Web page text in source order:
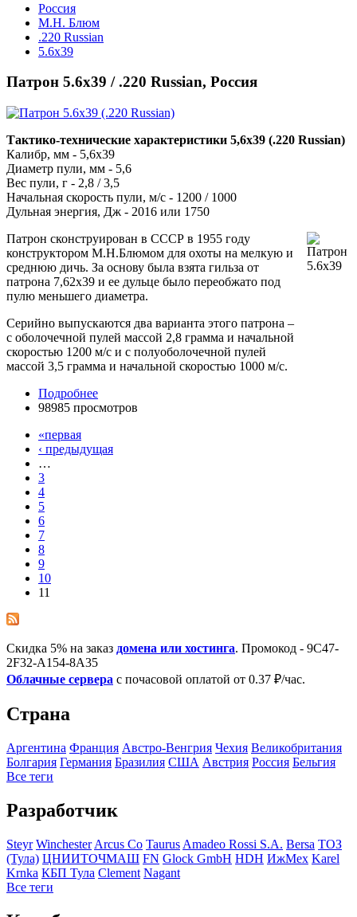
Росcия
М.Н. Блюм
.220 Russian
5.6х39
Патрон 5.6х39 / .220 Russian, Россия
Тактико-технические характеристики 5,6х39 (.220 Russian)
Калибр, мм - 5,6х39
Диаметр пули, мм - 5,6
Вес пули, г - 2,8 / 3,5
Начальная скорость пули, м/с - 1200 / 1000
Дульная энергия, Дж - 2016 или 1750
Патрон сконструирован в СССР в 1955 году
конструктором М.Н.Блюмом для охоты на мелкую и
среднюю дичь. За основу была взята гильза от
патрона 7,62х39 и ее дульце было переобжато под
пулю меньшего диаметра.
Серийно выпускаются два варианта этого патрона –
с оболочечной пулей массой 2,8 грамма и начальной
скоростью 1200 м/с и с полуоболочечной пулей
массой 3,5 грамма и начальной скоростью 1000 м/с.
Подробнее
98985 просмотров
«первая
‹ предыдущая
…
3
4
5
6
7
8
9
10
11
Скидка 5% на заказ домена или хостинга. Промокод - 9C47-
2F32-A154-8A35
Облачные сервера с почасовой оплатой от 0.37 ₽/час.
Страна
Аргентина Франция Австро-Венгрия Чехия Великобритания
Болгария Германия Бразилия США Австрия Росcия Бельгия
Все теги
Разработчик
Steyr Winchester Arcus Co Taurus Amadeo Rossi S.A. Bersa ТОЗ
(Тула) ЦНИИТОЧМАШ FN Glock GmbH HDH ИжМех Karel
Krnka КБП Тула Clement Nagant
Все теги